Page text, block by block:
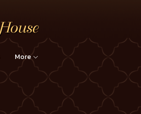
More